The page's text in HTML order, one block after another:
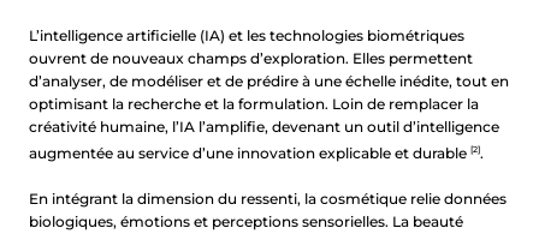
L’intelligence artificielle (IA) et les technologies biométriques
ouvrent de nouveaux champs d’exploration. Elles permettent
d’analyser, de modéliser et de prédire à une échelle inédite, tout en
optimisant la recherche et la formulation. Loin de remplacer la
créativité humaine, l’IA l’amplifie, devenant un outil d’intelligence
augmentée au service d’une innovation explicable et durable [2].
En intégrant la dimension du ressenti, la cosmétique relie données
biologiques, émotions et perceptions sensorielles. La beauté